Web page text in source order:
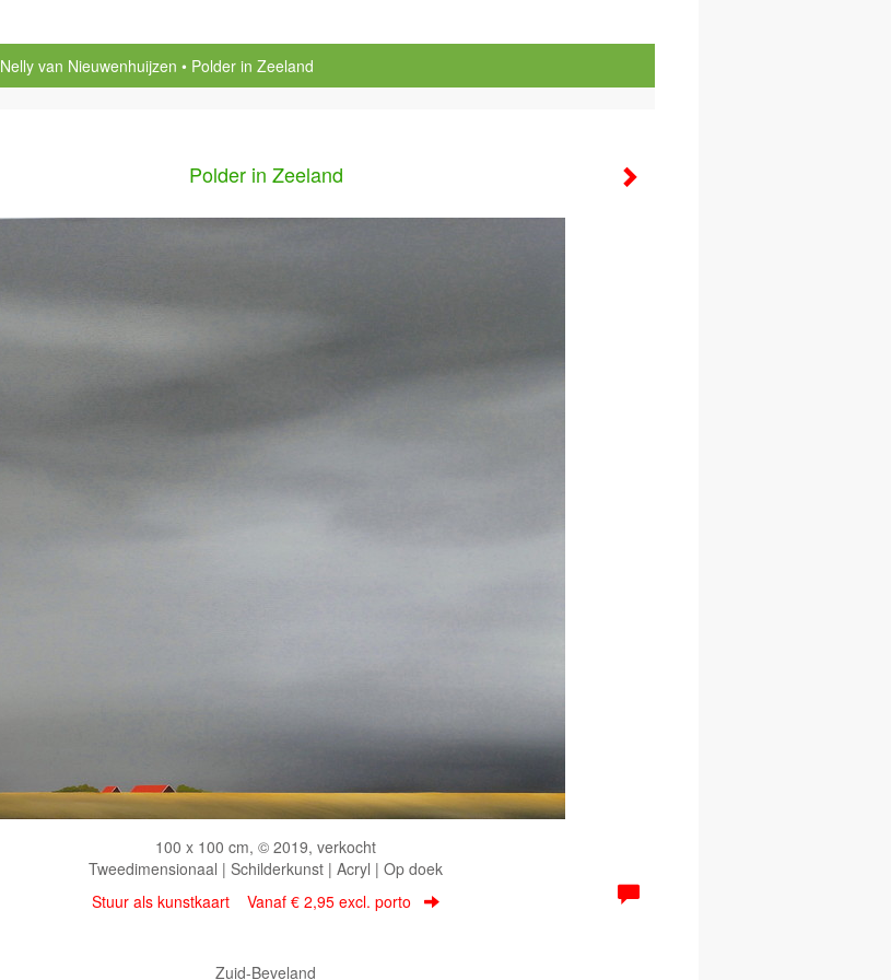
Nelly van Nieuwenhuijzen Polder in Zeeland
Polder in Zeeland
100 x 100 cm, © 2019, verkocht
Tweedimensionaal | Schilderkunst | Acryl | Op doek
Stuur als kunstkaart Vanaf € 2,95 excl. porto
Zuid-Beveland